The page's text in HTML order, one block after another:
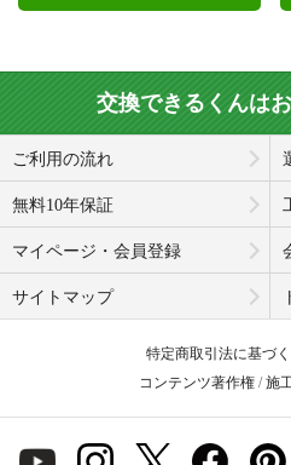
交換できるくんは
ご利用の流れ
無料10年保証
マイページ・会員登録
サイトマップ
特定商取引法に基づ
コンテンツ著作権
施